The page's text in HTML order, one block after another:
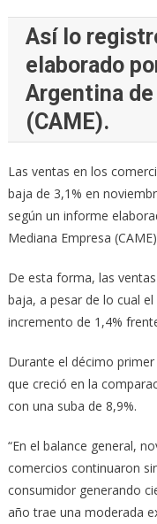
Así lo
elaborado
Argentina
(CAME).
Las ventas en los
baja de 3,1% en
según un informe
Mediana Empresa
De esta forma, las
baja, a pesar de lo cual
incremento de 1,4%
Durante el décimo
que creció en la
con una suba de 8,9%.
“En el balance general,
comercios continuaron
consumidor generando
año trae una moderada